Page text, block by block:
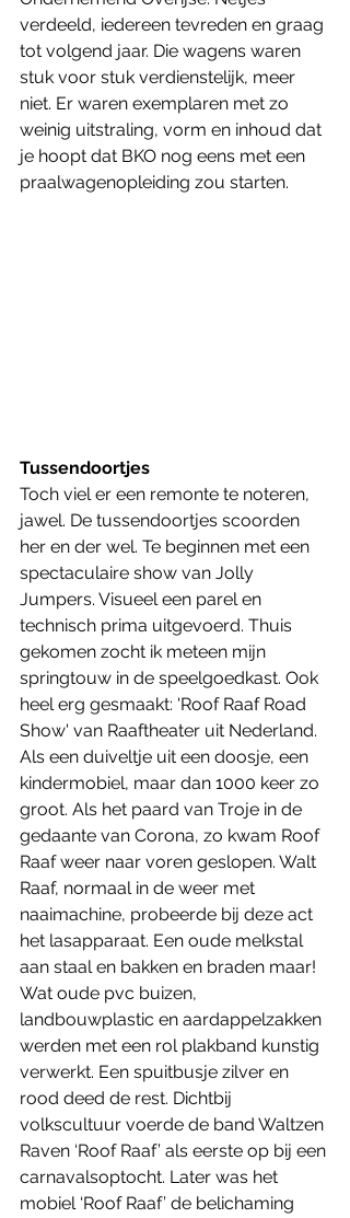
verdeeld, iedereen tevreden en graag
tot volgend jaar. Die wagens waren
stuk voor stuk verdienstelijk, meer
niet. Er waren exemplaren met zo
weinig uitstraling, vorm en inhoud dat
je hoopt dat BKO nog eens met een
praalwagenopleiding zou starten.
Tussendoortjes
Toch viel er een remonte te noteren,
jawel. De tussendoortjes scoorden
her en der wel. Te beginnen met een
spectaculaire show van Jolly
Jumpers. Visueel een parel en
technisch prima uitgevoerd. Thuis
gekomen zocht ik meteen mijn
springtouw in de speelgoedkast. Ook
heel erg gesmaakt: 'Roof Raaf Road
Show' van Raaftheater uit Nederland.
Als een duiveltje uit een doosje, een
kindermobiel, maar dan 1000 keer zo
groot. Als het paard van Troje in de
gedaante van Corona, zo kwam Roof
Raaf weer naar voren geslopen. Walt
Raaf, normaal in de weer met
naaimachine, probeerde bij deze act
het lasapparaat. Een oude melkstal
aan staal en bakken en braden maar!
Wat oude pvc buizen,
landbouwplastic en aardappelzakken
werden met een rol plakband kunstig
verwerkt. Een spuitbusje zilver en
rood deed de rest. Dichtbij
volkscultuur voerde de band Waltzen
Raven ‘Roof Raaf’ als eerste op bij een
carnavalsoptocht. Later was het
mobiel ‘Roof Raaf’ de belichaming